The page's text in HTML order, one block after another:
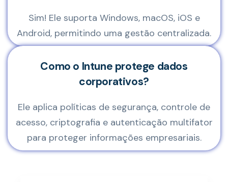
Sim! Ele suporta Windows, macOS, iOS e
Android, permitindo uma gestão centralizada.
Como o Intune protege dados
corporativos?
Ele aplica políticas de segurança, controle de
acesso, criptografia e autenticação multifator
para proteger informações empresariais.